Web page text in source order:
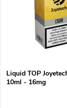
Liquid TOP
10ml - 16mg